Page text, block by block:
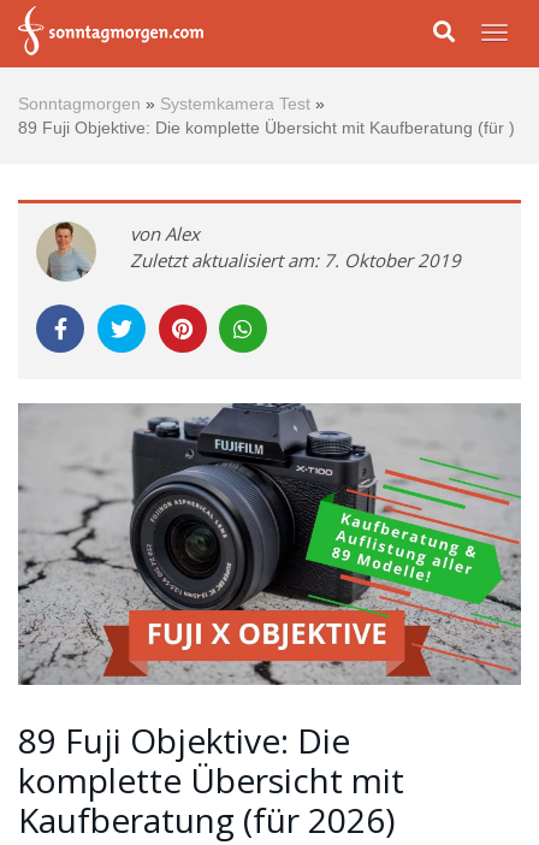
Skip to main content
Sonntagmorgen » Systemkamera Test »
89 Fuji Objektive: Die komplette Übersicht mit Kaufberatung (für )
von Alex
Zuletzt aktualisiert am: 7. Oktober 2019
89 Fuji Objektive: Die
komplette Übersicht mit
Kaufberatung (für 2026)